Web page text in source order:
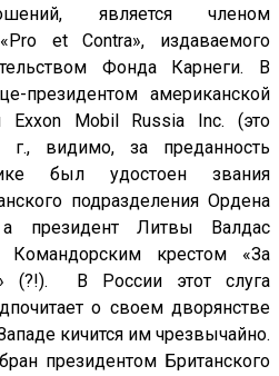
является членом
et Contra», издаваемого
Фонда Карнеги. В
президентом американской
Exxon Mobil Russia Inc. (это
г., видимо, за преданность
был удостоен звания
подразделения Ордена
президент Литвы Валдас
Командорским крестом «За
(?!). В России этот слуга
о своем дворянстве
кичится им чрезвычайно.
президентом Британского